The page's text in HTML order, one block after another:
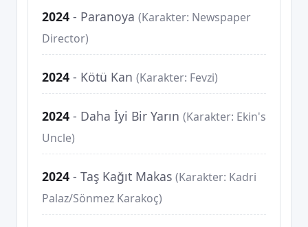
2024 - Paranoya (Karakter: Newspaper
Director)
2024 - Kötü Kan (Karakter: Fevzi)
2024 - Daha İyi Bir Yarın (Karakter: Ekin's
Uncle)
2024 - Taş Kağıt Makas (Karakter: Kadri
Palaz/Sönmez Karakoç)